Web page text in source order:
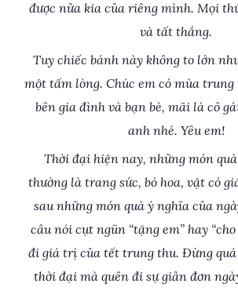
được nửa kia của riêng mình. Mọi
và tất thắng.
Tuy chiếc bánh này không to lớn
một tấm lòng. Chúc em có mùa
bên gia đình và bạn bè, mãi là cô
anh nhé. Yêu em!
Thời đại hiện nay, những món
thường là trang sức, bó hoa, vật có
sau những món quà ý nghĩa của
câu nói cụt ngũn “tặng em” hay
đi giá trị của tết trung thu. Đừng
thời đại mà quên đi sự giản đơn